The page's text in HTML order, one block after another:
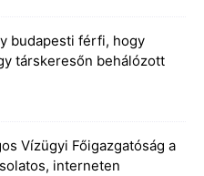
budapesti férfi, hogy
társkeresőn behálózott
Vízügyi Főigazgatóság a
interneten